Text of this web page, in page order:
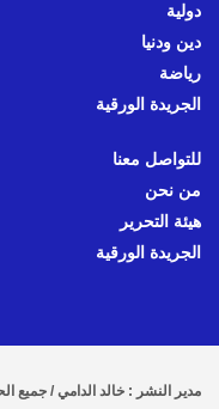
دولية
دين ودنيا
رياضة
الجريدة الورقية
للتواصل معنا
من نحن
هيئة التحرير
الجريدة الورقية
مدير النشر : خالد الدامي / جميع